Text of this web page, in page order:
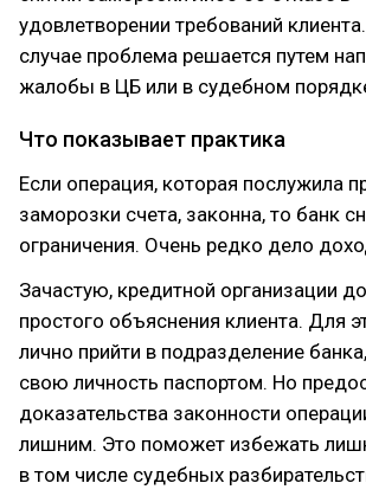
удовлетворении требований
случае проблема решается путем
жалобы в ЦБ или в судебном
Что показывает практика
Если операция, которая послужила
заморозки счета, законна, то банк
ограничения. Очень редко дело
Зачастую, кредитной организации
простого объяснения клиента. Для
лично прийти в подразделение
свою личность паспортом. Но
доказательства законности
лишним. Это поможет избежать
в том числе судебных